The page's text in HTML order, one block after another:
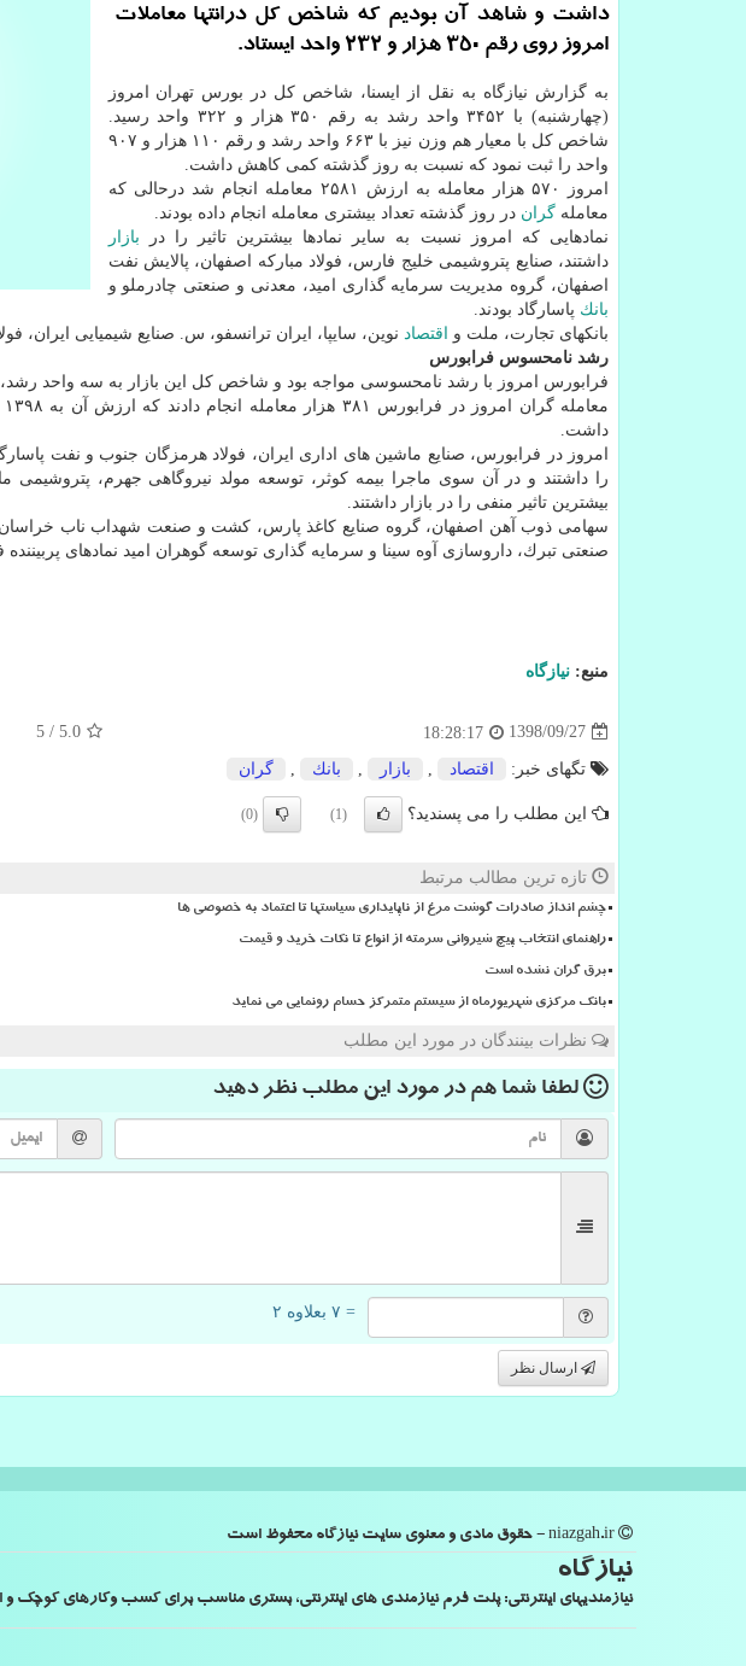
داشت و شاهد آن بودیم كه شاخص كل درانتها معاملات
امروز روی رقم 350 هزار و 232 واحد ایستاد.
به گزارش نیازگاه به نقل از ایسنا، شاخص كل در بورس تهران امروز
(چهارشنبه) با ۳۴۵۲ واحد رشد به رقم ۳۵۰ هزار و ۳۲۲ واحد رسید.
شاخص كل با معیار هم وزن نیز با ۶۶۳ واحد رشد و رقم ۱۱۰ هزار و ۹۰۷
واحد را ثبت نمود كه نسبت به روز گذشته كمی كاهش داشت.
امروز ۵۷۰ هزار معامله به ارزش ۲۵۸۱ معامله انجام شد درحالی كه
معامله گران در روز گذشته تعداد بیشتری معامله انجام داده بودند.
نمادهایی كه امروز نسبت به سایر نمادها بیشترین تاثیر را در بازار
داشتند، صنایع پتروشیمی خلیج فارس، فولاد مباركه اصفهان، پالایش نفت
اصفهان، گروه مدیریت سرمایه گذاری امید، معدنی و صنعتی چادرملو و
بانك پاسارگاد بودند.
بانكهای تجارت، ملت و
اقتصاد نوین، سایپا، ایران ترانسفو، س. صنایع شیمیایی ایران،
رشد نامحسوس فرابورس
فرابورس امروز با رشد نامحسوسی مواجه بود و شاخص كل این بازار به سه واحد رشد، عدد ۴۵۳۱ واحد را ثبت
داشت.
امروز در فرابورس، صنایع ماشین های اداری ایران، فولاد هرمزگان جنوب و نفت
را داشتند و در آن سوی ماجرا بیمه كوثر، توسعه مولد نیروگاهی جهرم،
بیشترین تاثیر منفی را در بازار داشتند.
سهامی ذوب آهن اصفهان، گروه صنایع كاغذ پارس، كشت و صنعت شهداب ناب
صنعتی تبرك، داروسازی آوه سینا و سرمایه گذاری توسعه گوهران امید نمادهای پربیننده
منبع: نیازگاه
1398/09/27
18:28:17
5.0
/
5
تگهای خبر: اقتصاد بازار بانك گران
این مطلب را می پسندید؟ (1)
(0)
تازه ترین مطالب مرتبط
چشم انداز صادرات گوشت مرغ از ناپایداری سیاستها تا اعتماد به خصوصی ها
راهنمای انتخاب پیچ شیروانی سرمته از انواع تا نکات خرید و قیمت
برق گران نشده است
بانک مرکزی شهریورماه از سیستم متمرکز حسام رونمایی می نماید
نظرات بینندگان در مورد این مطلب
لطفا شما همدر مورد این مطلب نظر دهید
= ۷ بعلاوه ۲
ارسال نظر
نیازگاه
نیازمندیهای اینترنتی: پلت فرم نیازمندی های اینترنتی، بستری مناسب برای کسب وکارهای کوچک و